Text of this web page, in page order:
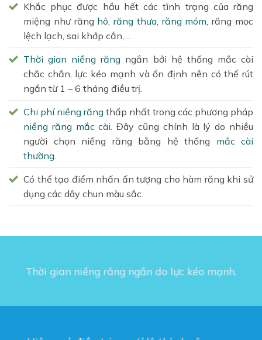
Khắc phục được hầu hết các tình trạng của răng
miệng như răng hô,răng thưa, răng móm, răng mọc
lệch lạch, sai khớp cắn,…
Thời gian niềng răng ngắn bởi hệ thống mắc cài
chắc chắn, lực kéo mạnh và ổn định nên có thể rút
ngắn từ 1 – 6 tháng điều trị.
Chi phí niềng răng thấp nhất trong các phương pháp
niềng răng mắc cài. Đây cũng chính là lý do nhiều
người chọn niềng răng bằng hệ thống mắc cài
thường.
Có thể tạo điểm nhấn ấn tượng cho hàm răng khi sử
dụng các dây chun màu sắc.
Thời gian niềng răng ngắn do lực kéo mạnh.